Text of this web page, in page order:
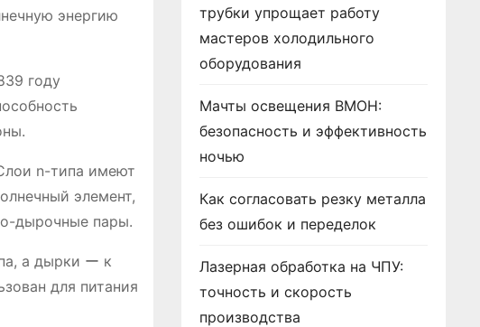
энергию
году
n-типа имеют
элемент,
дырочные пары.
а дырки ー к
для питания
трубки упрощает работу
мастеров холодильного
оборудования
Мачты освещения ВМОН:
безопасность и эффективность
ночью
Как согласовать резку металла
без ошибок и переделок
Лазерная обработка на ЧПУ:
точность и скорость
производства